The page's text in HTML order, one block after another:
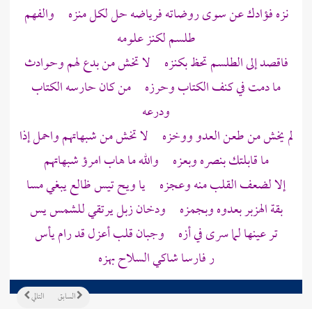
نزه فؤادك عن سوى روضاته فرياضه حل لكل منزه والفهم
طلسم لكنز علومه
فاقصد إلى الطلسم تحظ بكنزه لا تخش من بدع لهم وحوادث
ما دمت في كنف الكتاب وحرزه من كان حارسه الكتاب
ودرعه
لم يخش من طعن العدو ووخزه لا تخش من شبهاتهم واحمل إذا
ما قابلتك بنصره وبعزه والله ما هاب امرؤ شبهاتهم
إلا لضعف القلب منه وعجزه يا ويح تيس ظالع يبغي مسا
بقة الهزبر بعدوه وبجمزه ودخان زبل يرتقي للشمس يس
تر عينها لما سرى في أزه وجبان قلب أعزل قد رام يأس
ر فارسا شاكي السلاح بهزه
التالي السابق